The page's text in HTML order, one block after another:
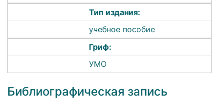
Тип издания:
учебное пособие
Гриф:
УМО
Библиографическая запись